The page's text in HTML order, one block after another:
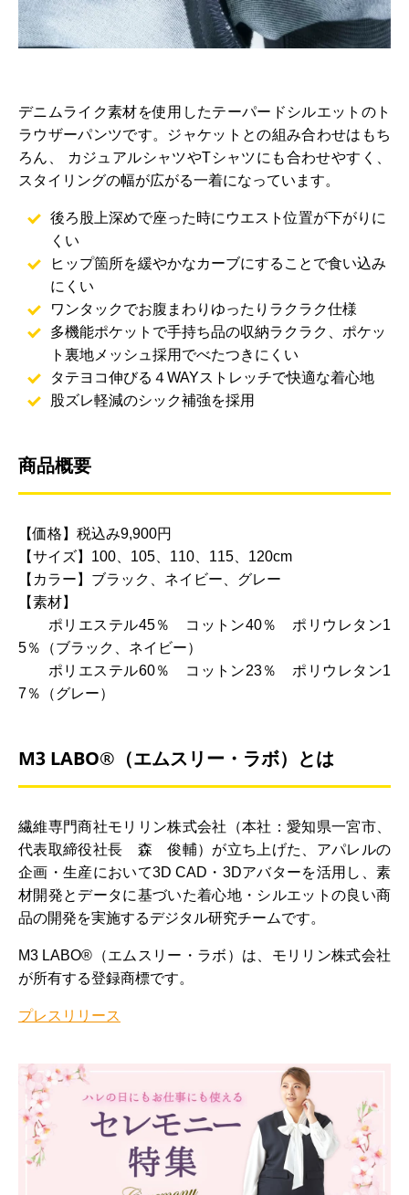
デニムライク素材を使用したテーパードシルエットのト
ラウザーパンツです。ジャケットとの組み合わせはもち
ろん、 カジュアルシャツやTシャツにも合わせやすく、
スタイリングの幅が広がる一着になっています。
後ろ股上深めで座った時にウエスト位置が下がりに
くい
ヒップ箇所を緩やかなカーブにすることで食い込み
にくい
ワンタックでお腹まわりゆったりラクラク仕様
多機能ポケットで手持ち品の収納ラクラク、ポケッ
ト裏地メッシュ採用でべたつきにくい
タテヨコ伸びる４WAYストレッチで快適な着心地
股ズレ軽減のシック補強を採用
商品概要
【価格】税込み9,900円
【サイズ】100、105、110、115、120cm
【カラー】ブラック、ネイビー、グレー
【素材】
ポリエステル45％ コットン40％ ポリウレタン1
5％（ブラック、ネイビー）
ポリエステル60％ コットン23％ ポリウレタン1
7％（グレー）
M3 LABO®（エムスリー・ラボ）とは
繊維専門商社モリリン株式会社（本社：愛知県一宮市、
代表取締役社長 森 俊輔）が立ち上げた、アパレルの
企画・生産において3D CAD・3Dアバターを活用し、素
材開発とデータに基づいた着心地・シルエットの良い商
品の開発を実施するデジタル研究チームです。
M3 LABO®（エムスリー・ラボ）は、モリリン株式会社
が所有する登録商標です。
プレスリリース